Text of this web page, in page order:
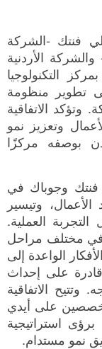
وقّعت أهلي فنتك -الشركة
والشركة الأردنية
التكنولوجيا
تطوير منظومة
وتؤكد الاتفاقية
وتعزيز نمو
بوصفه مركزًا
وجوباك في
وتيسير
التجربة العملية.
في مختلف مراحل
الواعدة إلى
قادرة على إحداث
الاتفاقية
على أيدي
استراتيجية
نمو مستدام.